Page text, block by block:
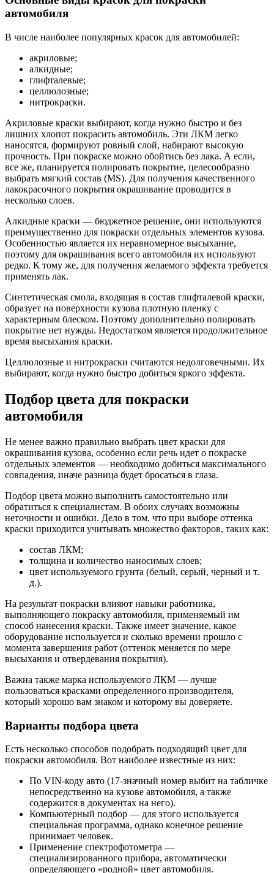
автомобиля
В числе наиболее популярных красок для автомобилей:
акриловые;
алкидные;
глифталевые;
целлюлозные;
нитрокраски.
Акриловые краски выбирают, когда нужно быстро и без
лишних хлопот покрасить автомобиль. Эти ЛКМ легко
наносятся, формируют ровный слой, набирают высокую
прочность. При покраске можно обойтись без лака. А если,
все же, планируется полировать покрытие, целесообразно
выбрать мягкий состав (MS). Для получения качественного
лакокрасочного покрытия окрашивание проводится в
несколько слоев.
Алкидные краски — бюджетное решение, они используются
преимущественно для покраски отдельных элементов кузова.
Особенностью является их неравномерное высыхание,
поэтому для окрашивания всего автомобиля их используют
редко. К тому же, для получения желаемого эффекта требуется
применять лак.
Синтетическая смола, входящая в состав глифталевой краски,
образует на поверхности кузова плотную пленку с
характерным блеском. Поэтому дополнительно полировать
покрытие нет нужды. Недостатком является продолжительное
время высыхания краски.
Целлюлозные и нитрокраски считаются недолговечными. Их
выбирают, когда нужно быстро добиться яркого эффекта.
Подбор цвета для покраски
автомобиля
Не менее важно правильно выбрать цвет краски для
окрашивания кузова, особенно если речь идет о покраске
отдельных элементов — необходимо добиться максимального
совпадения, иначе разница будет бросаться в глаза.
Подбор цвета можно выполнить самостоятельно или
обратиться к специалистам. В обоих случаях возможны
неточности и ошибки. Дело в том, что при выборе оттенка
краски приходится учитывать множество факторов, таких как:
состав ЛКМ;
толщина и количество наносимых слоев;
цвет используемого грунта (белый, серый, черный и т.
д.).
На результат покраски влияют навыки работника,
выполняющего покраску автомобиля, применяемый им
способ нанесения краски. Также имеет значение, какое
оборудование используется и сколько времени прошло с
момента завершения работ (оттенок меняется по мере
высыхания и отвердевания покрытия).
Важна также марка используемого ЛКМ — лучше
пользоваться красками определенного производителя,
который хорошо вам знаком и которому вы доверяете.
Варианты подбора цвета
Есть несколько способов подобрать подходящий цвет для
покраски автомобиля. Вот наиболее известные из них:
По VIN-коду авто (17-значный номер выбит на табличке
непосредственно на кузове автомобиля, а также
содержится в документах на него).
Компьютерный подбор — для этого используется
специальная программа, однако конечное решение
принимает человек.
Применение спектрофотометра —
специализированного прибора, автоматически
определяющего «родной» цвет автомобиля.